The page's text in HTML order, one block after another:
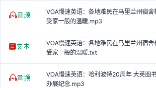
VOA慢速英语：各地难民在马里兰州宿舍
受家一般的温暖.mp3
VOA慢速英语：各地难民在马里兰州宿舍
受家一般的温暖.txt
VOA慢速英语：哈利波特20周年 大英图
办展纪念.mp3